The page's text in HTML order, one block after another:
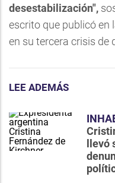
desestabilización",
escrito que publicó en
en su tercera crisis de
LEE ADEMÁS